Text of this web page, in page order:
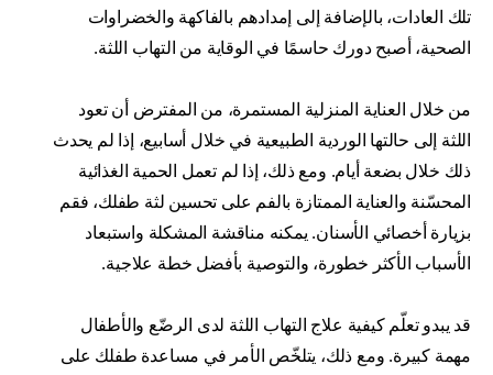
تلك العادات، بالإضافة إلى إمدادهم بالفاكهة والخضراوات
الصحية، أصبح دورك حاسمًا في الوقاية من التهاب اللثة.
من خلال العناية المنزلية المستمرة، من المفترض أن تعود
اللثة إلى حالتها الوردية الطبيعية في خلال أسابيع، إذا لم يحدث
ذلك خلال بضعة أيام. ومع ذلك، إذا لم تعمل الحمية الغذائية
المحسّنة والعناية الممتازة بالفم على تحسين لثة طفلك، فقم
بزيارة أخصائي الأسنان. يمكنه مناقشة المشكلة واستبعاد
الأسباب الأكثر خطورة، والتوصية بأفضل خطة علاجية.
قد يبدو تعلّم كيفية علاج التهاب اللثة لدى الرضّع والأطفال
مهمة كبيرة. ومع ذلك، يتلخّص الأمر في مساعدة طفلك على